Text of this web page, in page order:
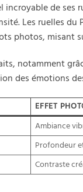
de ses
Les ruelles du
photos, misant
notamment
des émotions
EFFET
Ambiance
Profondeur
Contraste